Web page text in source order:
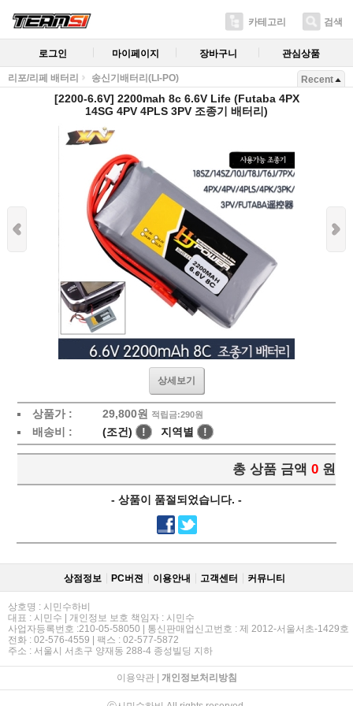
카테고리 검색
로그인 마이페이지 장바구니 관심상품
리포/리페 배터리 송신기배터리(LI-PO) Recent
[2200-6.6V] 2200mah 8c 6.6V Life (Futaba 4PX
14SG 4PV 4PLS 3PV 조종기 배터리)
상세보기
상품가 : 29,800원 적립금:290원
배송비 : (조건) ! 지역별 !
총 상품 금액 0 원
- 상품이 품절되었습니다. -
상점정보 PC버젼 이용안내 고객센터 커뮤니티
상호명 : 시민수하비
대표 : 시민수 | 개인정보 보호 책임자 : 시민수
사업자등록번호 :210-05-58050 | 통신판매업신고번호 : 제 2012-서울서초-1429호
전화 : 02-576-4559 | 팩스 : 02-577-5872
주소 : 서울시 서초구 양재동 288-4 종성빌딩 지하
이용약관| 개인정보처리방침